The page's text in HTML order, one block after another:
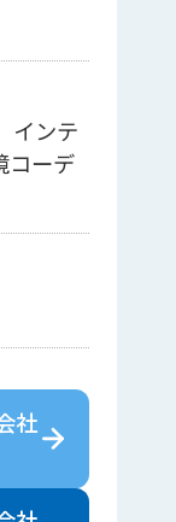
インテ
コーデ
社